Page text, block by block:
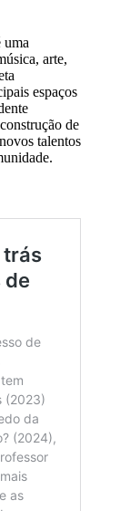
arte,
espaços
de
talentos